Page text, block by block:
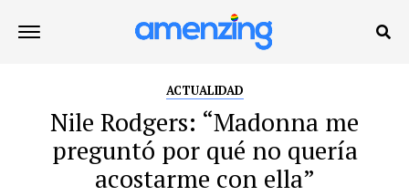
ACTUALIDAD
Nile Rodgers: “Madonna me
preguntó por qué no quería
acostarme con ella”